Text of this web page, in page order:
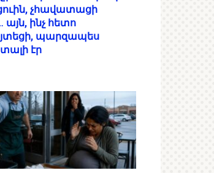
չհավատացի
այն, ինչ հետո
պարզապես
էր